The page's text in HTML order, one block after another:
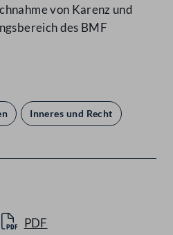
von Karenz und
des BMF
Inneres und Recht
PDF